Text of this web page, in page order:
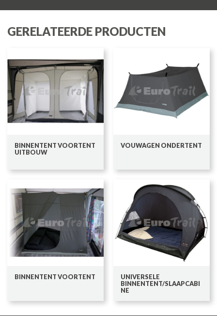
GERELATEERDE PRODUCTEN
BINNENTENT VOORTENT
UITBOUW
VOUWAGEN ONDERTENT
BINNENTENT VOORTENT
UNIVERSELE
BINNENTENT/SLAAPCABI
NE